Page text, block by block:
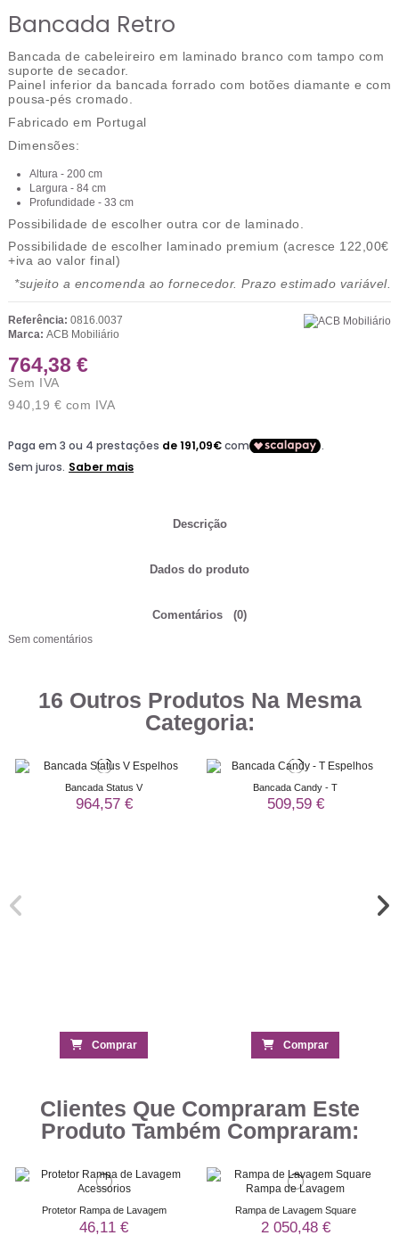
Bancada Retro
Bancada de cabeleireiro em laminado branco com tampo com
suporte de secador.
Painel inferior da bancada forrado com botões diamante e com
pousa-pés cromado.
Fabricado em Portugal
Dimensões:
Altura - 200 cm
Largura - 84 cm
Profundidade - 33 cm
Possibilidade de escolher outra cor de laminado.
Possibilidade de escolher laminado premium (acresce 122,00€
+iva ao valor final)
*sujeito a encomenda ao fornecedor. Prazo estimado variável.
Referência: 0816.0037
Marca: ACB Mobiliário
764,38 €
Sem IVA
940,19 € com IVA
Descrição
Dados do produto
Comentários (0)
Sem comentários
16 Outros Produtos Na Mesma
Categoria:
Bancada Status V
964,57 €
Comprar
Bancada Candy - T
509,59 €
Comprar
Clientes Que Compraram Este
Produto Também Compraram:
Protetor Rampa de Lavagem
46,11 €
Rampa de Lavagem Square
2 050,48 €